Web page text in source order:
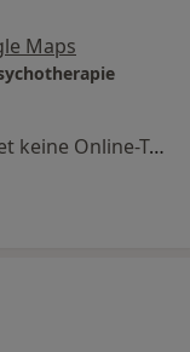
Maps
Dieser Arzt bzw. diese Ärztin bietet keine Online-Terminbuchung an diesem Standort an.